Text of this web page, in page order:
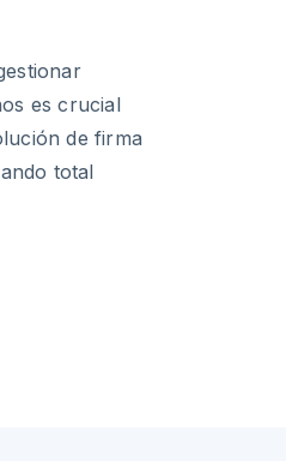
es crucial
de firma
total